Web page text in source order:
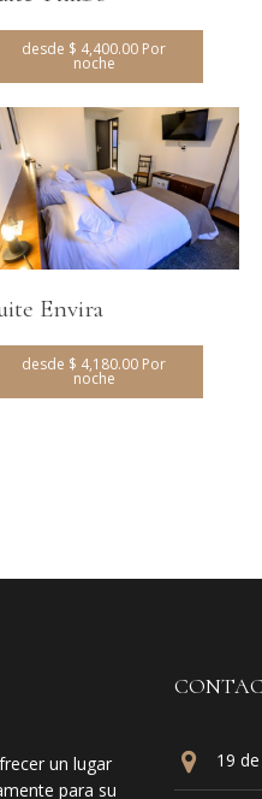
desde $ 4,400.00 Por
noche
Envira
desde $ 4,180.00 Por
noche
un lugar
para su
19